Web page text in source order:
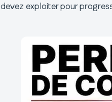
devez exploiter pour